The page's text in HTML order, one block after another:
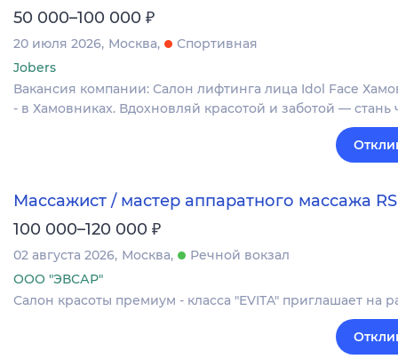
50 000–100 000 ₽
20 июля 2026 Москва
Спортивная
Jobers
Вакансия компании: Салон лифтинга лица Idol Face
- в Хамовниках. Вдохновляй красотой и заботой —
Массажист / мастер аппаратного массажа
100 000–120 000 ₽
02 августа 2026 Москва
Речной вокзал
ООО "ЭВСАР"
Салон красоты премиум - класса "EVITA" приглашает на